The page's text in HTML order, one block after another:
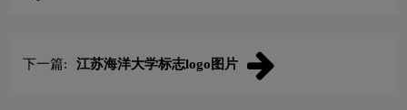
下一篇: 江苏海洋大学标志logo图片